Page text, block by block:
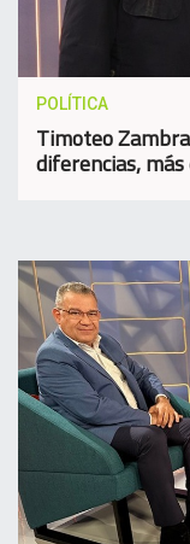
POLÍTICA
Timoteo
diferencias, más